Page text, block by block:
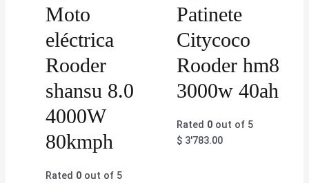
Moto
eléctrica
Rooder
shansu 8.0
4000W
80kmph
Rated 0 out of 5
Patinete
Citycoco
Rooder hm8
3000w 40ah
Rated 0out of 5
$3'783.00